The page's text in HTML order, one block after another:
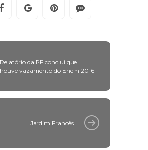
Relatório da PF conclui que
houve vazamento do Enem 2016
Jardim Francês